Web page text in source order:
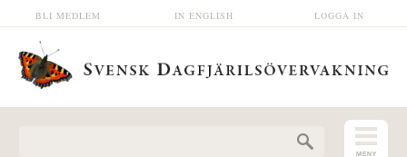
Hoppa till huvudinnehåll LOGGA IN
IN ENGLISH
BLI MEDLEM